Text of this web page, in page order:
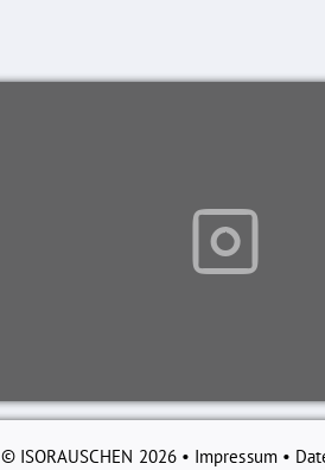
© ISORAUSCHEN 2026 • Impressum•